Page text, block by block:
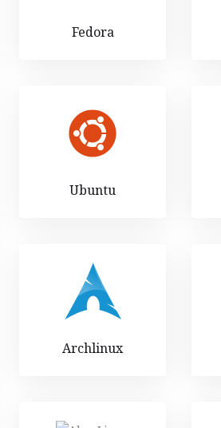
Fedora
Ubuntu
Archlinux